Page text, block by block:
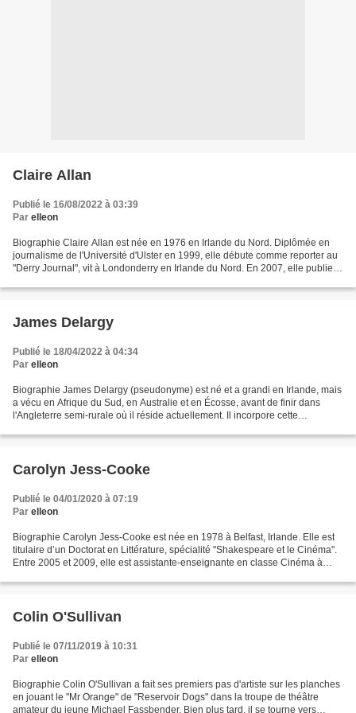
Claire Allan
Publié le 16/08/2022 à 03:39
Par elleon
Biographie Claire Allan est née en 1976 en Irlande du Nord. Diplômée en
journalisme de l'Université d'Ulster en 1999, elle débute comme reporter au
"Derry Journal", vit à Londonderry en Irlande du Nord. En 2007, elle publie
James Delargy
Publié le 18/04/2022 à 04:34
Par elleon
Biographie James Delargy (pseudonyme) est né et a grandi en Irlande, mais
a vécu en Afrique du Sud, en Australie et en Écosse, avant de finir dans
l'Angleterre semi-rurale où il réside actuellement. Il incorpore cette
Carolyn Jess-Cooke
Publié le 04/01/2020 à 07:19
Par elleon
Biographie Carolyn Jess-Cooke est née en 1978 à Belfast, Irlande. Elle est
titulaire d’un Doctorat en Littérature, spécialité "Shakespeare et le Cinéma".
Entre 2005 et 2009, elle est assistante-enseignante en classe Cinéma à
Colin O'Sullivan
Publié le 07/11/2019 à 10:31
Par elleon
Biographie Colin O'Sullivan a fait ses premiers pas d'artiste sur les planches
en jouant le "Mr Orange" de "Reservoir Dogs" dans la troupe de théâtre
amateur du jeune Michael Fassbender. Bien plus tard, il se tourne vers